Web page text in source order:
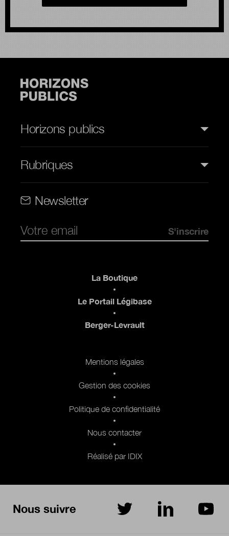
Horizons publics
Rubriques
Newsletter
Nous suivre sur Twitter sur LinkedInsur
La Boutique
Le Portail Légibase
Berger-Levrault
Mentions légales
Gestion des cookies
Politique de confidentialité
Nous contacter
Réalisé par IDIX